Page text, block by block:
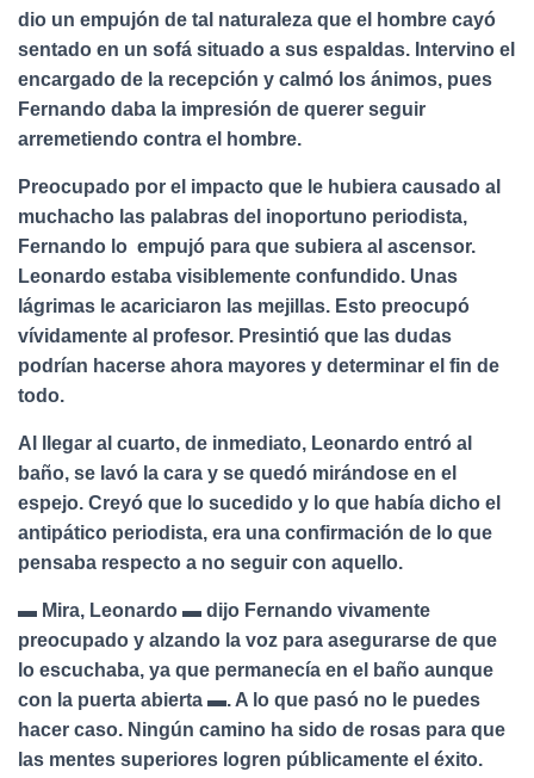
dio un empujón de tal naturaleza que el hombre cayó
sentado en un sofá situado a sus espaldas. Intervino el
encargado de la recepción y calmó los ánimos, pues
Fernando daba la impresión de querer seguir
arremetiendo contra el hombre.
Preocupado por el impacto que le hubiera causado al
muchacho las palabras del inoportuno periodista,
Fernando lo empujó para que subiera al ascensor.
Leonardo estaba visiblemente confundido. Unas
lágrimas le acariciaron las mejillas. Esto preocupó
vívidamente al profesor. Presintió que las dudas
podrían hacerse ahora mayores y determinar el fin de
todo.
Al llegar al cuarto, de inmediato, Leonardo entró al
baño, se lavó la cara y se quedó mirándose en el
espejo. Creyó que lo sucedido y lo que había dicho el
antipático periodista, era una confirmación de lo que
pensaba respecto a no seguir con aquello.
▬ Mira, Leonardo ▬ dijo Fernando vivamente
preocupado y alzando la voz para asegurarse de que
lo escuchaba, ya que permanecía en el baño aunque
con la puerta abierta ▬. A lo que pasó no le puedes
hacer caso. Ningún camino ha sido de rosas para que
las mentes superiores logren públicamente el éxito.